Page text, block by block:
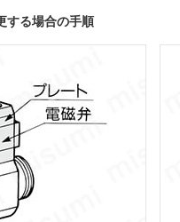
する場合の手順